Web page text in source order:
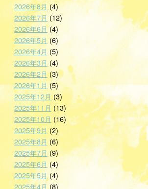
2026年8月 (4)
2026年7月 (12)
2026年6月(4)
2026年5月 (6)
2026年4月 (5)
2026年3月 (4)
2026年2月(3)
2026年1月(5)
2025年12月(3)
2025年11月 (13)
2025年10月 (16)
2025年9月 (2)
2025年8月(6)
2025年7月(9)
2025年6月(4)
2025年5月(4)
2025年4月(8)